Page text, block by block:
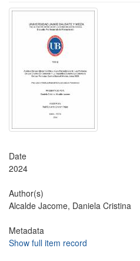
Date
2024
Author(s)
Alcalde Jacome, Daniela Cristina
Metadata
Show full item record